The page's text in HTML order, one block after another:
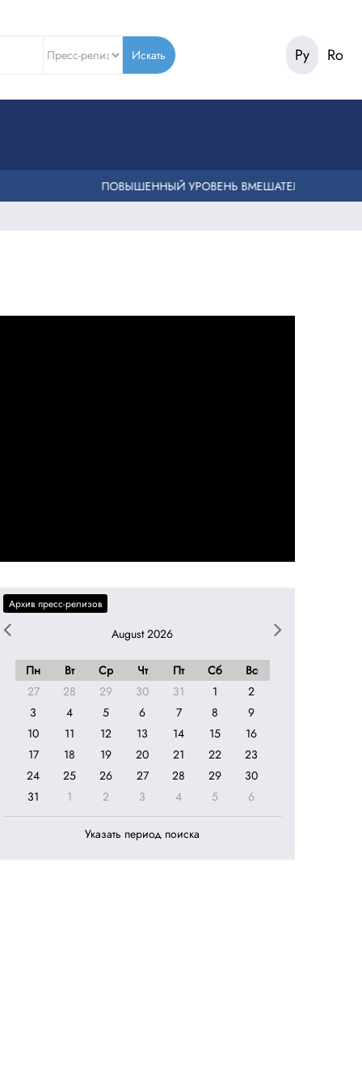
Ру Ro
Искать
ПОВЫШЕННЫЙ УРОВЕНЬ ВМЕШАТЕЛЬСТВА
August 2026
Пн Вт Ср Чт Пт Сб
Вс
27
28 29 30 31 1
2
3
4 5 6 7 8
9
10
11 12 13 14 15
16
17
18 19 20 21 22
23
24
25 26 27 28 29
30
31
1 2 3 4 5 6
Указать период поиска